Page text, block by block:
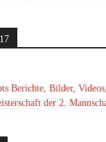
Berichte, Bilder,
der 2.